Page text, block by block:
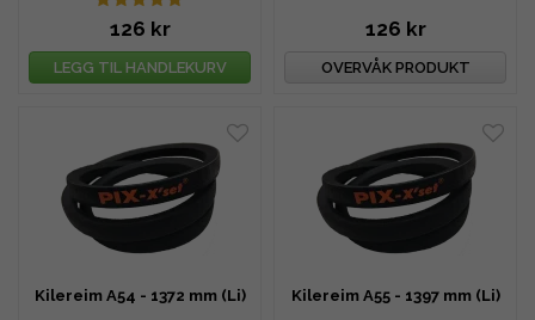
126 kr
LEGG TIL HANDLEKURV
126 kr
OVERVÅK PRODUKT
Kilereim A54 - 1372 mm (Li) Kilereim A55 - 1397 mm (Li)